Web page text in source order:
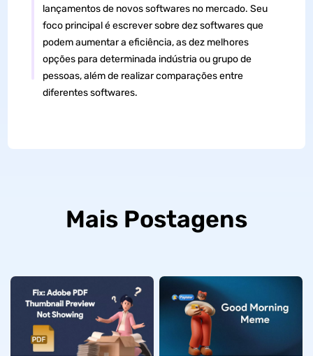
lançamentos de novos softwares no mercado. Seu
foco principal é escrever sobre dez softwares que
podem aumentar a eficiência, as dez melhores
opções para determinada indústria ou grupo de
pessoas, além de realizar comparações entre
diferentes softwares.
Mais Postagens